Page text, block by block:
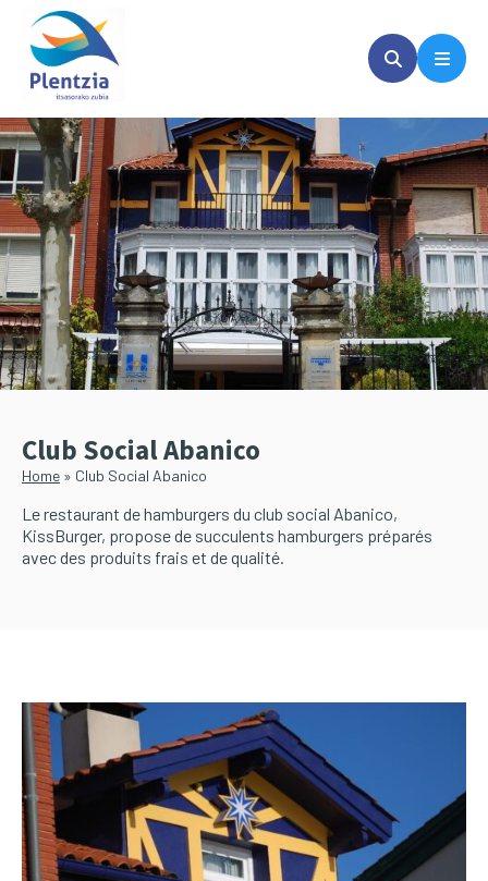
Passer
contenu
principal
Passer
latérale
principale
Club Social Abanico
Home » Club Social Abanico
Le restaurant de hamburgers du club social Abanico,
KissBurger, propose de succulents hamburgers préparés
avec des produits frais et de qualité.